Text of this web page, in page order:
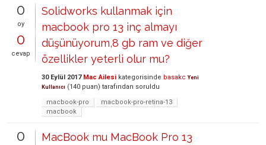
0
oy
0
cevap
Solidworks kullanmak için
macbook pro 13 inç almayı
düşünüyorum,8 gb ram ve diğer
özellikler yeterli olur mu?
30 Eylül 2017 Mac Ailesi kategorisinde basakc Yeni
Kullanıcı (140 puan) tarafından soruldu
macbook-pro
macbook-pro-retina-13
macbook
0
MacBook mu MacBook Pro 13